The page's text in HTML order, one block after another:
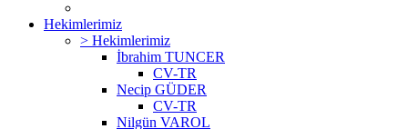
Hekimlerimiz
> Hekimlerimiz
İbrahim TUNCER
CV-TR
Necip GÜDER
CV-TR
Nilgün VAROL